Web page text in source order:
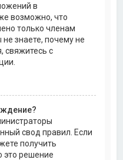
в
возможно, что
только членам
знаете, почему не
свяжитесь с
свод правил. Если
получить
это решение